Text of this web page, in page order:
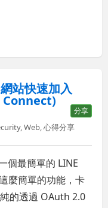
站快速加入
Connect)
分享
,Web,心得分享
個最簡單的 LINE
麼簡單的功能，卡
的透過 OAuth 2.0